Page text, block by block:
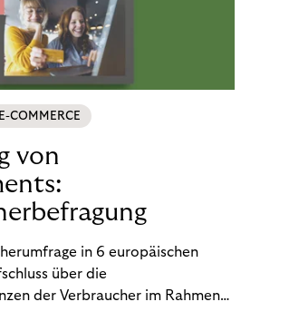
E-COMMERCE
von
in 6 europäischen
über die
der Verbraucher im Rahmen